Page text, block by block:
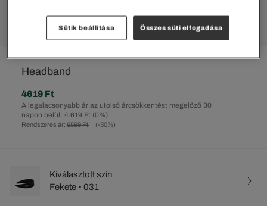
Headband
Rendszeres ár: 6599 Ft (-30%)
A legalacsonyabb ár az utolsó árcsökkentést megelőző 30
napon belül: 4.619 Ft (0%)
4619 Ft
Kiválasztott szín
Fekete • 031
Sütik beállítása Összes süti elfogadása